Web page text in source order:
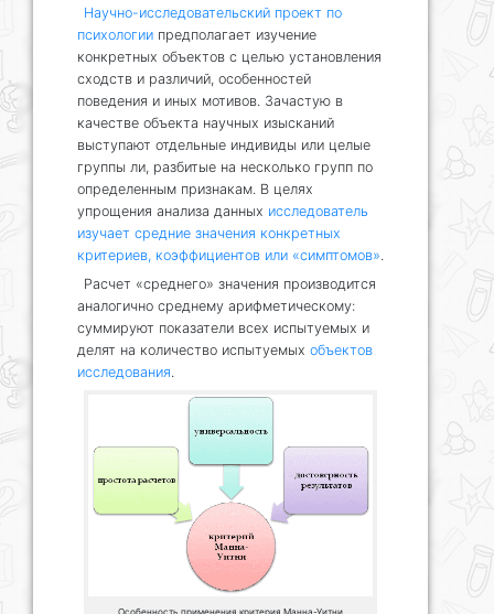
Научно-исследовательский проект по
психологии предполагает изучение
конкретных объектов с целью установления
сходств и различий, особенностей
поведения и иных мотивов. Зачастую в
качестве объекта научных изысканий
выступают отдельные индивиды или целые
группы ли, разбитые на несколько групп по
определенным признакам. В целях
упрощения анализа данных исследователь
изучает средние значения конкретных
критериев, коэффициентов или «симптомов»
Расчет «среднего» значения производится
аналогично среднему арифметическому:
суммируют показатели всех испытуемых и
делят на количество испытуемых объектов
исследования
Особенность применения критерия Манна-Уитни